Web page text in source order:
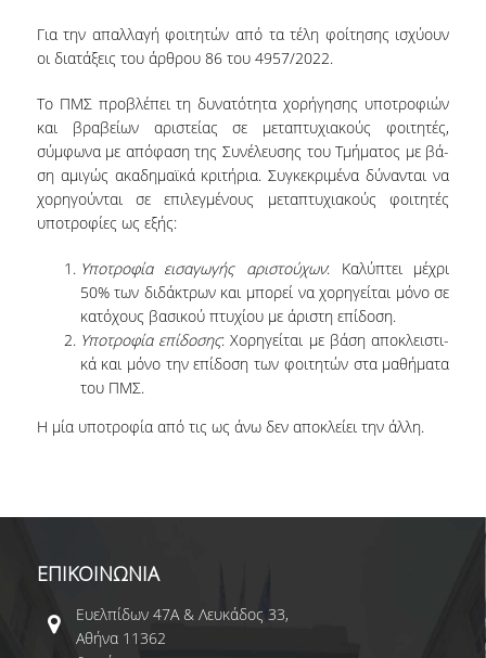
ΣΕ ΠΟΙΟΥΣ ΑΠΕΥΘΥΝΕΤΑΙ
ΕΙΣΑΓΩΓΗ ΦΟΙΤΗΤΩΝ
ΔΙΔΑΚΤΡΑ/ΥΠΟΤΡΟΦΙΕΣ
ΑΙΤΗΣΕΙΣ
ΔΙΑΡΘΡΩΣΗ
ΜΑΘΗΜΑΤΑ
ΔΙΠΛΩΜΑΤΙΚΗ ΕΡΓΑΣΙΑ
ΕΞΕΤΑΣΕΙΣ
ΚΑΡΙΕΡΑ
ΠΡΟΟΠΤΙΚΕΣ ΑΠΑΣΧΟΛΗΣΗΣ
Για την απαλλαγή φοιτητών από τα τέλη φοίτησης ισχύουν
οι διατάξεις του άρθρου 86 του 4957/2022.
Το ΠΜΣ προβλέπει τη δυνατότητα χορήγησης υποτροφιών
και βραβείων αριστείας σε μεταπτυχιακούς φοιτητές,
σύμφωνα με απόφαση της Συνέλευσης του Τμήματος με βά­­­
ση α­μιγώς ακαδημαϊκά κριτήρια. Συγκεκριμένα δύνανται να
χορηγούνται σε ε­πι­λε­γ­μέ­­νους με­τα­­πτυ­χια­κούς φοιτητές
υποτροφίες ως εξής:
Υποτροφία εισαγωγής αρι­στού­­χων: Κα­λύ­­πτει μέχρι
50% των διδάκτρων και μπο­­­­­ρεί να χο­­ρη­­­­γείται μόνο σε
κα­τό­χους βα­­­σι­κού πτυ­χίου με άριστη επίδοση.
Υποτροφία επίδοσης: Χορηγείται με βά­ση α­πο­κλει­στι­­
κά και μόνο την επί­δο­ση των φοι­τητών στα μαθήματα
του ΠΜΣ.
Η μία υποτροφία από τις ως άνω δεν αποκλείει την άλλη.
ΕΠΙΚΟΙΝΩΝΙΑ
Ευελπίδων 47Α & Λευκάδος 33,
Αθήνα 11362